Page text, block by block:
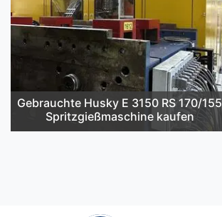
Gebrauchte Husky E 3150 RS 170/155
Spritzgießmaschine kaufen